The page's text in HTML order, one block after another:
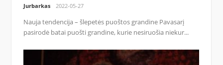
Jurbarkas 2022-05-27
Nauja tendencija – šlepetės puoštos grandine Pavasarį
pasirodė batai puošti grandine, kurie nesiruošia niekur...